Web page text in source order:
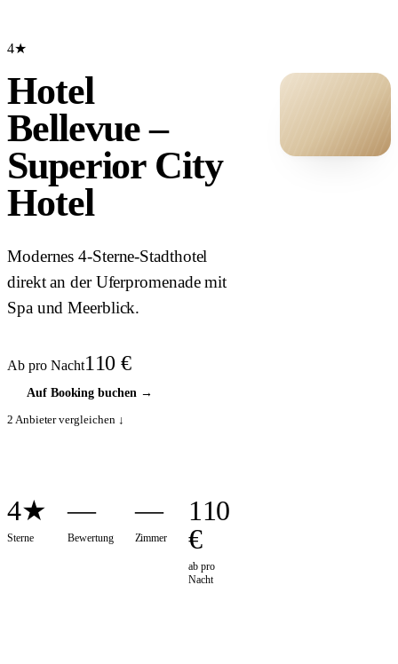
4★
Hotel
Bellevue –
Superior City
Hotel
Modernes 4-Sterne-Stadthotel
direkt an der Uferpromenade mit
Spa und Meerblick.
Ab pro Nacht110 €
Auf Booking buchen→
2 Anbieter vergleichen ↓
4★
Sterne
—
Bewertung
—
Zimmer
110
€
ab pro
Nacht